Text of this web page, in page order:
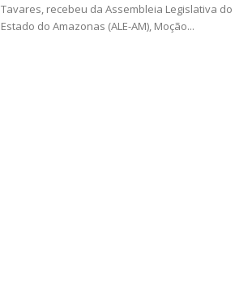
Tavares, recebeu da Assembleia Legislativa do
Estado do Amazonas (ALE-AM), Moção...